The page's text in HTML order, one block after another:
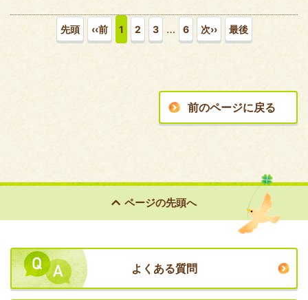
先頭 ‹‹前 1 2 3 … 6 次›› 最後
前のページに戻る
ページの先頭へ
よくある質問